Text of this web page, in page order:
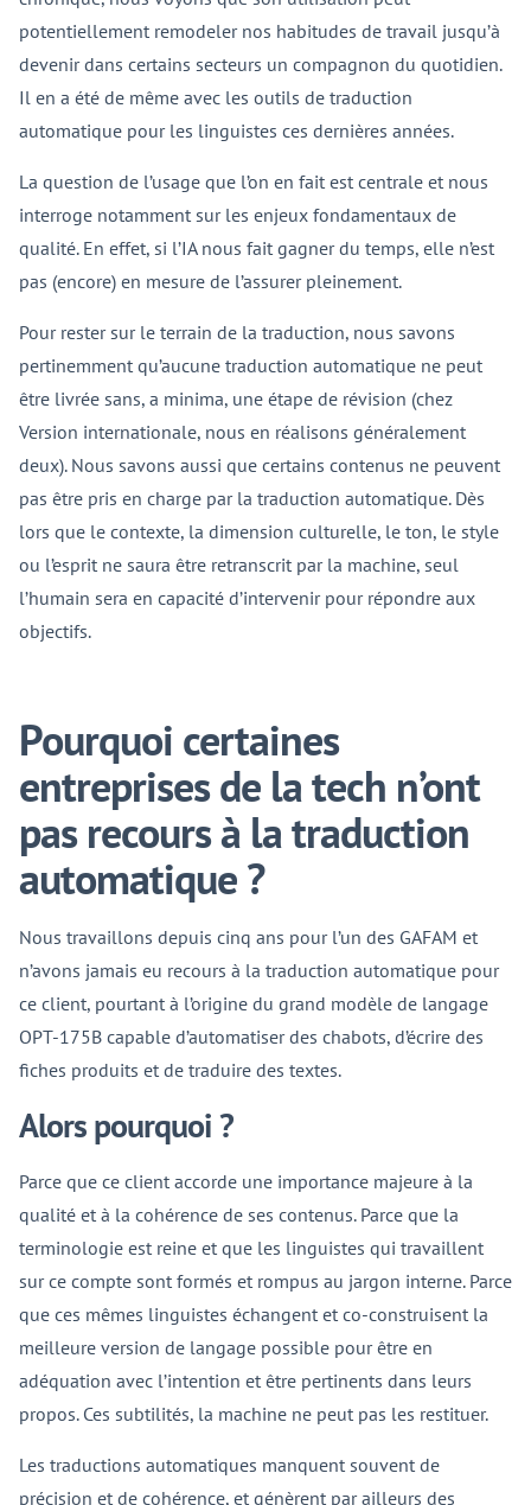
potentiellement remodeler nos habitudes de travail jusqu’à
devenir dans certains secteurs un compagnon du quotidien.
Il en a été de même avec les outils de traduction
automatique pour les linguistes ces dernières années.
La question de l’usage que l’on en fait est centrale et nous
interroge notamment sur les enjeux fondamentaux de
qualité. En effet, si l’IA nous fait gagner du temps, elle n’est
pas (encore) en mesure de l’assurer pleinement.
Pour rester sur le terrain de la traduction, nous savons
pertinemment qu’aucune traduction automatique ne peut
être livrée sans, a minima, une étape de révision (chez
Version internationale, nous en réalisons généralement
deux). Nous savons aussi que certains contenus ne peuvent
pas être pris en charge par la traduction automatique. Dès
lors que le contexte, la dimension culturelle, le ton, le style
ou l’esprit ne saura être retranscrit par la machine, seul
l’humain sera en capacité d’intervenir pour répondre aux
objectifs.
Pourquoi certaines
entreprises de la tech n’ont
pas recours à la traduction
automatique ?
Nous travaillons depuis cinq ans pour l’un des GAFAM et
n’avons jamais eu recours à la traduction automatique pour
ce client, pourtant à l’origine du grand modèle de langage
OPT-175B capable d’automatiser des chabots, d’écrire des
fiches produits et de traduire des textes.
Alors pourquoi ?
Parce que ce client accorde une importance majeure à la
qualité et à la cohérence de ses contenus. Parce que la
terminologie est reine et que les linguistes qui travaillent
sur ce compte sont formés et rompus au jargon interne. Parce
que ces mêmes linguistes échangent et co-construisent la
meilleure version de langage possible pour être en
adéquation avec l’intention et être pertinents dans leurs
propos. Ces subtilités, la machine ne peut pas les restituer.
Les traductions automatiques manquent souvent de
précision et de cohérence, et génèrent par ailleurs des